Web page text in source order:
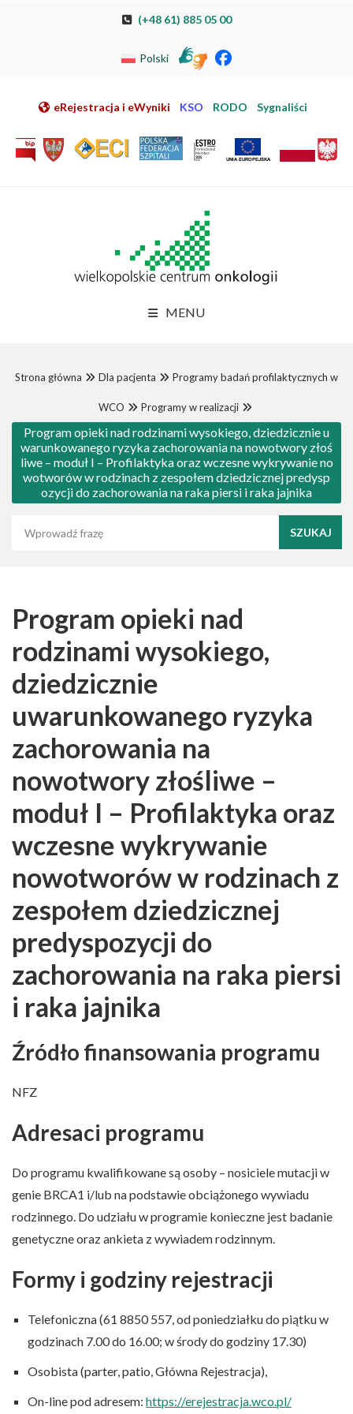
Przeskocz do nawigacji
Przejdź do mapy strony
Przejdź do elektronicznej rejestracji pacjenta
(+48 61) 885 05 00
Polski
eRejestracja i eWyniki KSO RODO Sygnaliści
MENU
Strona główna Dla pacjenta Programy badań profilaktycznych w
WCO Programy w realizacji
Program opieki nad rodzinami wysokiego, dziedzicznie u
warunkowanego ryzyka zachorowania na nowotwory złoś
liwe – moduł I – Profilaktyka oraz wczesne wykrywanie no
wotworów w rodzinach z zespołem dziedzicznej predysp
ozycji do zachorowania na raka piersi i raka jajnika
Program opieki nad
rodzinami wysokiego,
dziedzicznie
uwarunkowanego ryzyka
zachorowania na
nowotwory złośliwe –
moduł I – Profilaktyka oraz
wczesne wykrywanie
nowotworów w rodzinach z
zespołem dziedzicznej
predyspozycji do
zachorowania na raka piersi
i raka jajnika
Źródło finansowania programu
NFZ
Adresaci programu
Do programu kwalifikowane są osoby – nosiciele mutacji w
genie BRCA1 i/lub na podstawie obciążonego wywiadu
rodzinnego. Do udziału w programie konieczne jest badanie
genetyczne oraz ankieta z wywiadem rodzinnym.
Formy i godziny rejestracji
Telefoniczna (61 8850 557, od poniedziałku do piątku w
godzinach 7.00 do 16.00; w środy do godziny 17.30)
Osobista (parter, patio, Główna Rejestracja),
On-line pod adresem: https://erejestracja.wco.pl/